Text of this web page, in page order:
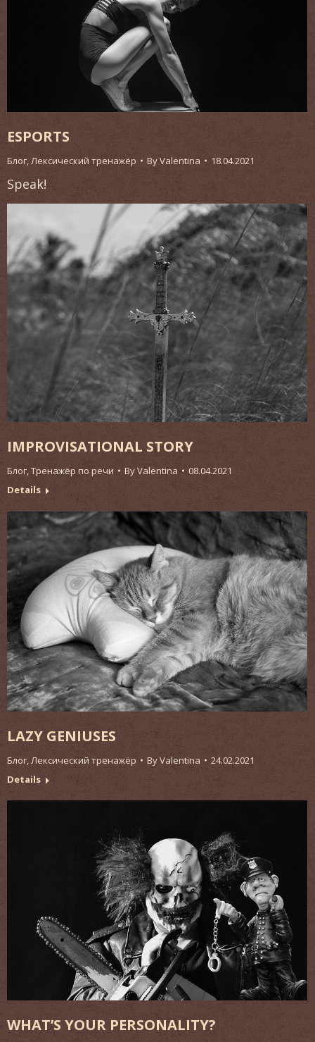
ESPORTS
Блог Лексический тренажёр ByValentina 18.04.2021
Speak!
IMPROVISATIONAL STORY
Блог,Тренажёр по речи ByValentina
08.04.2021
Details
LAZY GENIUSES
Блог,Лексический тренажёр ByValentina
24.02.2021
Details
WHAT’S YOUR PERSONALITY?